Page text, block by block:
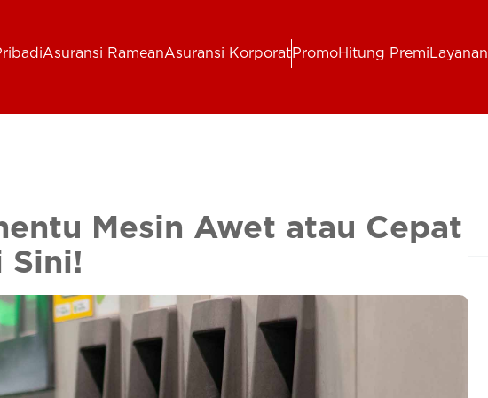
Asuransi RameanAsuransi KorporatPromoHitung Premi Layanan
Mesin Awet atau Cepat
Sini!